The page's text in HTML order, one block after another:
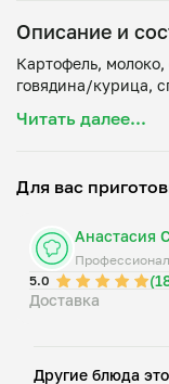
Описание и
Картофель,
Читать далее...
Для вас
Анастасия
5.0
Доставка
Другие блюда